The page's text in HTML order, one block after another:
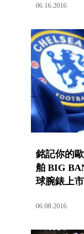
06.16.2016
銘記你的
舶 BIG
球腕錶上市
06.08.2016